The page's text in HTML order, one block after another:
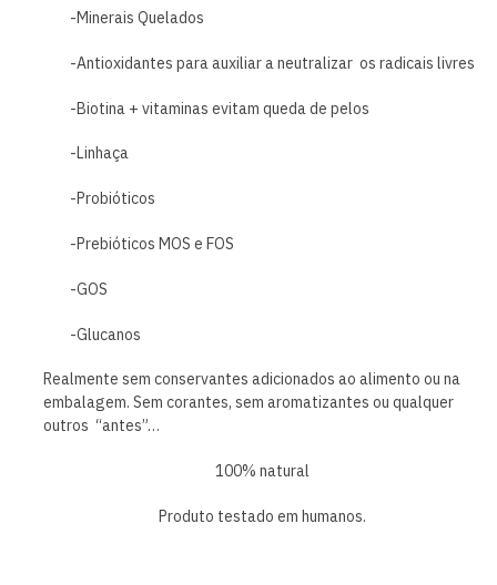
-Minerais Quelados
-Antioxidantes para auxiliar a neutralizar os radicais livres
-Biotina + vitaminas evitam queda de pelos
-Linhaça
-Probióticos
-Prebióticos MOS e FOS
-GOS
-Glucanos
Realmente sem conservantes adicionados ao alimento ou na
embalagem. Sem corantes, sem aromatizantes ou qualquer
outros “antes”…
100% natural
Produto testado em humanos.